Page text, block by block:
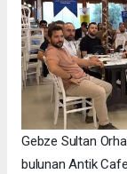
Gebze Sultan
bulunan Antik